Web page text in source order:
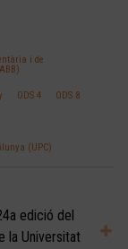
i de
ODS 4 ODS 8
(UPC)
edició del
la Universitat